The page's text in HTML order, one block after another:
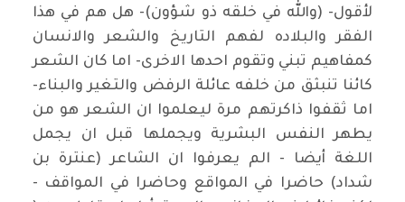
لأقول- (والله في خلقه ذو شؤون)- هل هم في هذا
الفقر والبلاده لفهم التاريخ والشعر والانسان
كمفاهيم تبني وتقوم احدها الاخرى- اما كان الشعر
كائنا تنبثق من خلفه عائلة الرفض والتغير والبناء-
اما ثقفوا ذاكرتهم مرة ليعلموا ان الشعر هو من
يطهر النفس البشرية ويجملها قبل ان يجمل
اللغة أيضا - الم يعرفوا ان الشاعر (عنترة بن
شداد) حاضرا في المواقع وحاضرا في المواقف -